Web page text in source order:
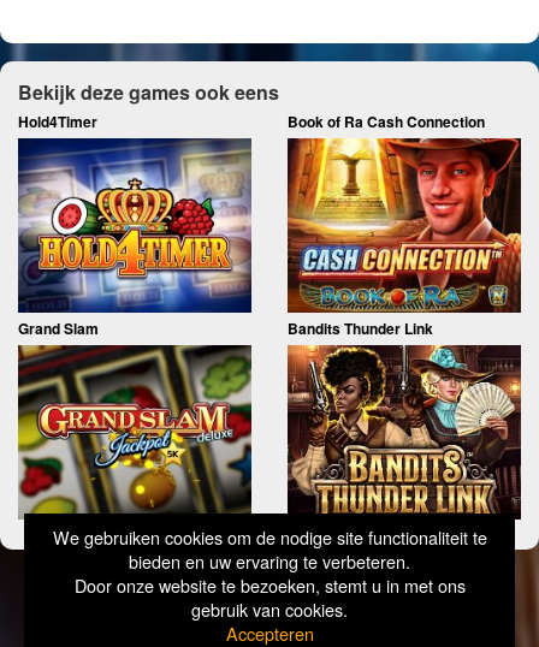
We gebruiken cookies om de nodige site functionaliteit te
bieden en uw ervaring te verbeteren.
Door onze website te bezoeken, stemt u in met ons
gebruik van cookies.
Accepteren
Bekijk deze games ook eens
Hold4Timer Book of Ra Cash Connection
Grand Slam Bandits Thunder Link